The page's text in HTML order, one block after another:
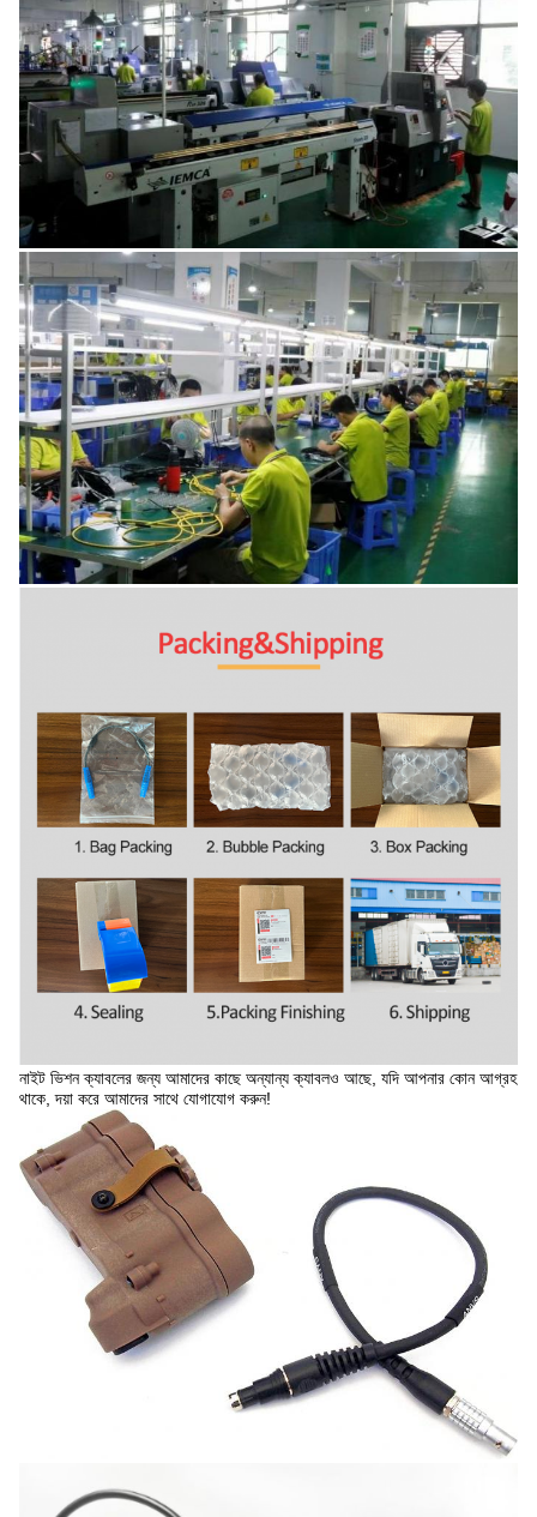
নাইট ভিশন ক্যাবলের জন্য আমাদের কাছে অন্যান্য ক্যাবলও আছে, যদি আপনার কোন আগ্রহ
থাকে, দয়া করে আমাদের সাথে যোগাযোগ করুন!